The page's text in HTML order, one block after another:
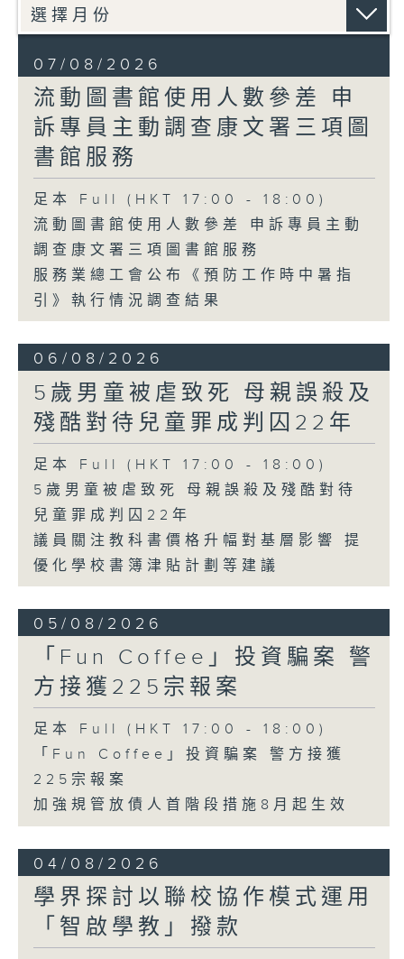
07/08/2026
流動圖書館使用人數參差 申
訴專員主動調查康文署三項圖
書館服務
足本 Full (HKT 17:00 - 18:00)
流動圖書館使用人數參差 申訴專員主動
調查康文署三項圖書館服務
服務業總工會公布《預防工作時中暑指
引》執行情況調查結果
06/08/2026
5歲男童被虐致死 母親誤殺及
殘酷對待兒童罪成判囚22年
足本 Full (HKT 17:00 - 18:00)
5歲男童被虐致死 母親誤殺及殘酷對待
兒童罪成判囚22年
議員關注教科書價格升幅對基層影響 提
優化學校書簿津貼計劃等建議
05/08/2026
「Fun Coffee」投資騙案 警
方接獲225宗報案
足本 Full (HKT 17:00 - 18:00)
「Fun Coffee」投資騙案 警方接獲
225宗報案
加強規管放債人首階段措施8月起生效
04/08/2026
學界探討以聯校協作模式運用
「智啟學教」撥款